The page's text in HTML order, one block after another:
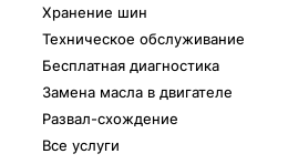
Хранение шин
Техническое обслуживание
Бесплатная диагностика
Замена масла в двигателе
Развал-схождение
Все услуги